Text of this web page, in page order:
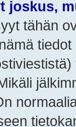
joskus,
tähän